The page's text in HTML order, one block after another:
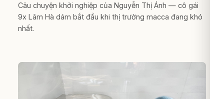
Câu chuyện khởi nghiệp của Nguyễn Thị Ánh — cô gái
9x Lâm Hà dám bắt đầu khi thị trường macca đang khó
nhất.